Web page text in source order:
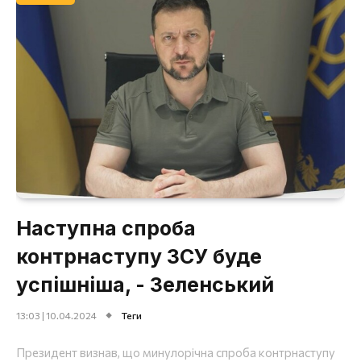
Наступна спроба
контрнаступу ЗСУ буде
успішніша, - Зеленський
13:03 | 10.04.2024 Теги
Президент визнав, що минулорічна спроба контрнаступу